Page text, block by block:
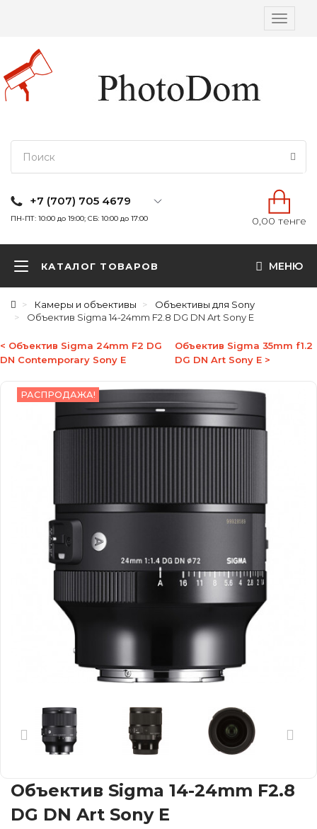
Вкл/
+7 (707) 705 4679
ПН-ПТ: 10:00 до 19:00; СБ: 10:00 до 17:00 0,00 тенге
КАТАЛОГ ТОВАРОВ МЕНЮ
Камеры и объективы
Объективы для Sony
Объектив Sigma 14-24mm F2.8 DG DN Art Sony E
< Объектив Sigma 24mm F2 DG
DN Contemporary Sony E
Объектив Sigma 35mm f1.2
DG DN Art Sony E >
РАСПРОДАЖА!
Объектив Sigma 14-24mm F2.8
DG DN Art Sony E